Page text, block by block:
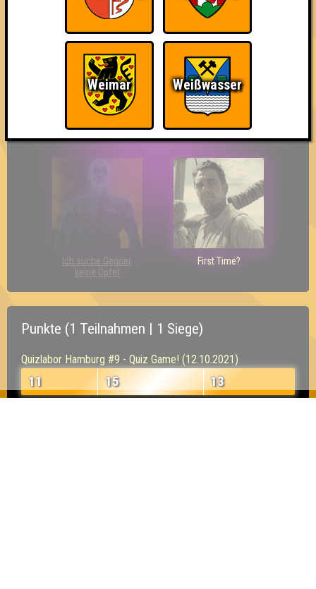
So kurz vorm Sieg! The Last of Us Wir sind ERSTER?!
Ich suche Gegner,
keine Opfer
First Time?
Punkte (1 Teilnahmen | 1 Siege)
Quizlabor Hamburg #9 - Quiz Game! (12.10.2021)
11 15 13
Weimar Weißwasser